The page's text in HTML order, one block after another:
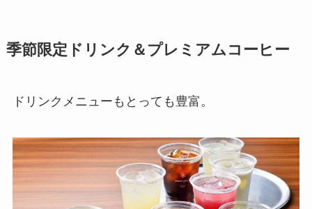
季節限定ドリンク＆プレミアムコーヒー
ドリンクメニューもとっても豊富。